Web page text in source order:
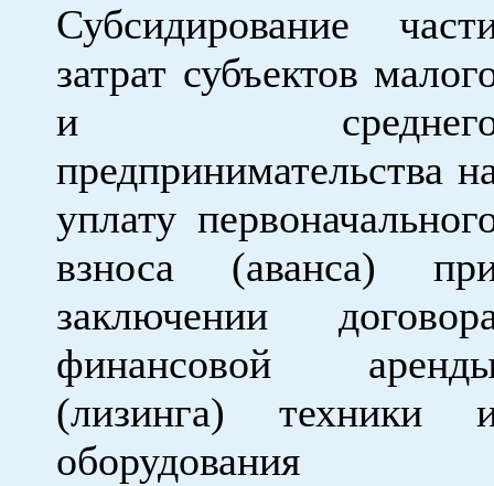
Субсидирование
затрат субъектов
и
предпринимательства
уплату
взноса (аванса)
заключении
финансовой
(лизинга) техники
оборудования